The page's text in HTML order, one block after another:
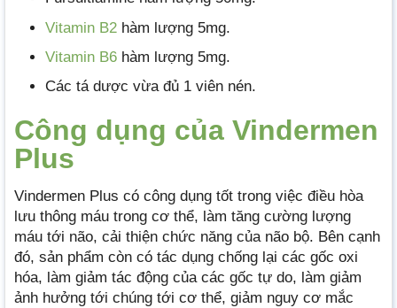
Vitamin B2 hàm lượng 5mg.
Vitamin B6 hàm lượng 5mg.
Các tá dược vừa đủ 1 viên nén.
Công dụng của Vindermen
Plus
Vindermen Plus có công dụng tốt trong việc điều hòa
lưu thông máu trong cơ thể, làm tăng cường lượng
máu tới não, cải thiện chức năng của não bộ. Bên cạnh
đó, sản phẩm còn có tác dụng chống lại các gốc oxi
hóa, làm giảm tác động của các gốc tự do, làm giảm
ảnh hưởng tới chúng tới cơ thể, giảm nguy cơ mắc